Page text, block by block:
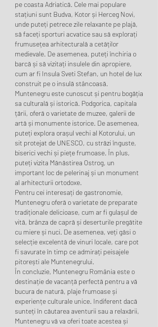
pe coasta Adriatică. Cele mai populare
stațiuni sunt Budva, Kotor și Herceg Novi,
unde puteți petrece zile relaxante pe plajă,
să faceți sporturi acvatice sau să explorați
frumusețea arhitecturală a cetăților
medievale. De asemenea, puteți închiria o
barcă și să vizitați insulele din apropiere,
cum ar fi Insula Sveti Stefan, un hotel de lux
construit pe o insulă stâncoasă.
Muntenegru este cunoscut și pentru bogăția
sa culturală și istorică. Podgorica, capitala
țării, oferă o varietate de muzee, galerii de
artă și monumente istorice. De asemenea,
puteți explora orașul vechi al Kotorului, un
sit protejat de UNESCO, cu străzi înguste,
biserici vechi și piețe frumoase. În plus,
puteți vizita Mănăstirea Ostrog, un
important loc de pelerinaj și un monument
al arhitecturii ortodoxe.
Pentru cei interesați de gastronomie,
Muntenegru oferă o varietate de preparate
tradiționale delicioase, cum ar fi gulașul de
vită, brânza de capră și deserturile pregătite
cu miere și nuci. De asemenea, veți găsi o
selecție excelentă de vinuri locale, care pot
fi savurate în timp ce admirați peisajele
pitorești ale Muntenegrului.
În concluzie, Muntenegru România este o
destinație de vacanță perfectă pentru a vă
bucura de natură, plaje frumoase și
experiențe culturale unice. Indiferent dacă
sunteți în căutarea aventurii sau a relaxării,
Muntenegru vă va oferi toate acestea și